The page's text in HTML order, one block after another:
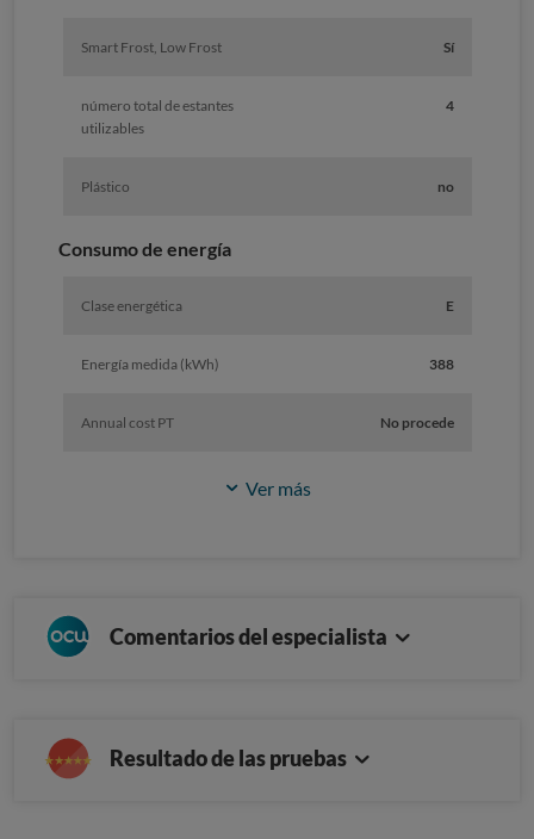
Smart Frost, Low Frost Sí
número total de estantes
utilizables
4
Plástico no
Consumo de energía
Clase energética E
Energía medida (kWh) 388
Annual cost PT No procede
Ver más
Comentarios del especialista
Resultado de las pruebas